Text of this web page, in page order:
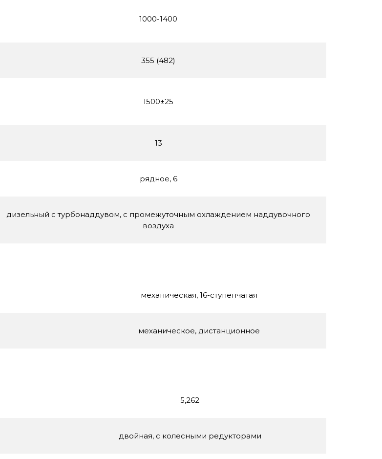
1000-1400
355 (482)
1500±25
13
рядное, 6
дизельный с турбонаддувом, с промежуточным охлаждением наддувочного
воздуха
механическая, 16-ступенчатая
механическое, дистанционное
5,262
двойная, с колесными редукторами